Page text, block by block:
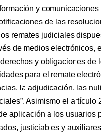
y
de las
remates judiciales
de medios electrónicos,
y obligaciones de
para el remate
la adjudicación, las
Asimismo el artículo
aplicación a los usuarios
justiciables y